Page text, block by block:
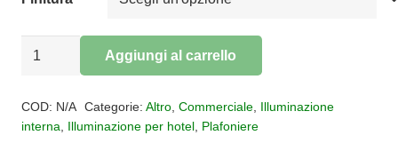
LAMPADA
ADAMAS
Aggiungi al carrello
COD: N/A Categorie: Altro, Commerciale, Illuminazione
interna
Illuminazione per hotel Plafoniere